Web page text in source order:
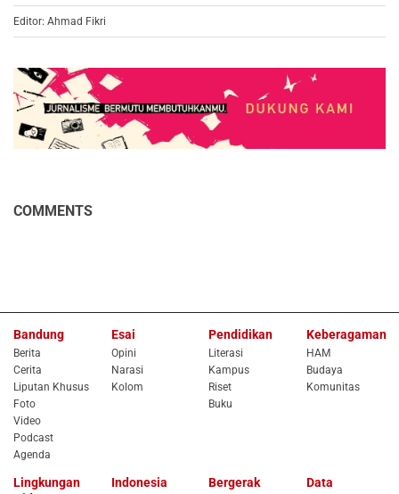
Editor: Ahmad Fikri
COMMENTS
Bandung
Berita
Cerita
Liputan Khusus
Foto
Video
Podcast
Agenda
Esai
Opini
Narasi
Kolom
Pendidikan
Literasi
Kampus
Riset
Buku
Keberagaman
HAM
Budaya
Komunitas
Lingkungan
Indonesia Bergerak Data